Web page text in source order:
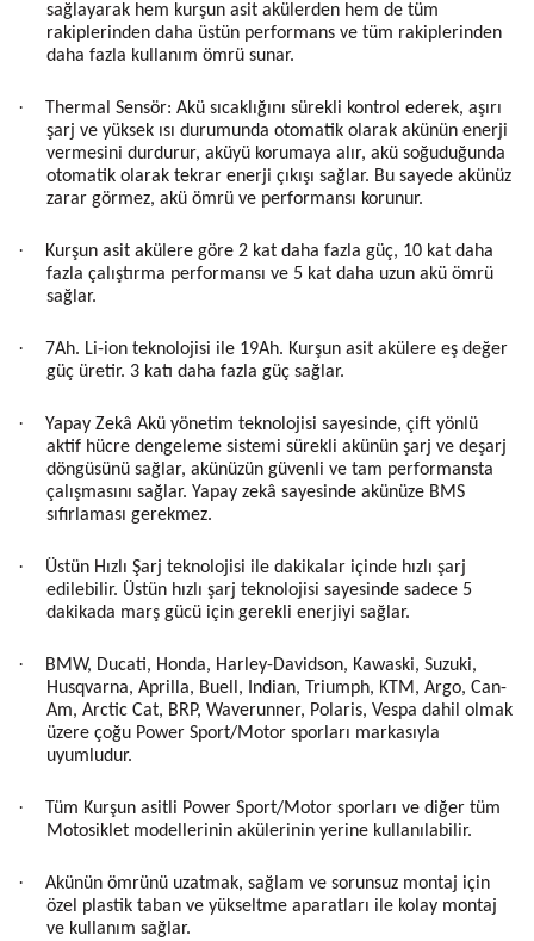
sağlayarak hem kurşun asit akülerden hem de tüm
rakiplerinden daha üstün performans ve tüm rakiplerinden
daha fazla kullanım ömrü sunar.
·
Thermal Sensör: Akü sıcaklığını sürekli kontrol ederek, aşırı
şarj ve yüksek ısı durumunda otomatik olarak akünün enerji
vermesini durdurur, aküyü korumaya alır, akü soğuduğunda
otomatik olarak tekrar enerji çıkışı sağlar. Bu sayede akünüz
zarar görmez, akü ömrü ve performansı korunur.
·
Kurşun asit akülere göre 2 kat daha fazla güç, 10 kat daha
fazla çalıştırma performansı ve 5 kat daha uzun akü ömrü
sağlar.
·
7Ah. Li-ion teknolojisi ile 19Ah. Kurşun asit akülere eş değer
güç üretir. 3 katı daha fazla güç sağlar.
·
Yapay Zekâ Akü yönetim teknolojisi sayesinde, çift yönlü
aktif hücre dengeleme sistemi sürekli akünün şarj ve deşarj
döngüsünü sağlar, akünüzün güvenli ve tam performansta
çalışmasını sağlar. Yapay zekâ sayesinde akünüze BMS
sıfırlaması gerekmez.
·
Üstün Hızlı Şarj teknolojisi ile dakikalar içinde hızlı şarj
edilebilir. Üstün hızlı şarj teknolojisi sayesinde sadece 5
dakikada marş ​​gücü için gerekli enerjiyi sağlar.
·
BMW, Ducati, Honda, Harley-Davidson, Kawaski, Suzuki,
Husqvarna, Aprilla, Buell, Indian, Triumph, KTM, Argo, Can-
Am, Arctic Cat, BRP, Waverunner, Polaris, Vespa dahil olmak
üzere çoğu Power Sport/Motor sporları markasıyla
uyumludur.
·
Tüm Kurşun asitli Power Sport/Motor sporları ve diğer tüm
Motosiklet modellerinin akülerinin yerine kullanılabilir.
·
Akünün ömrünü uzatmak, sağlam ve sorunsuz montaj için
özel plastik taban ve yükseltme aparatları ile kolay montaj
ve kullanım sağlar.